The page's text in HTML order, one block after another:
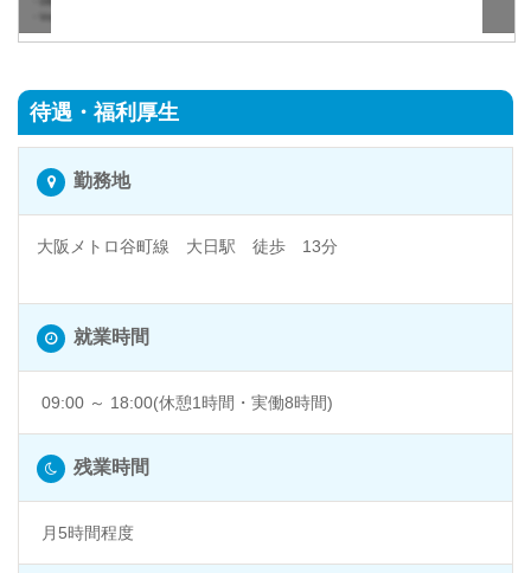
待遇・福利厚生
勤務地
大阪メトロ谷町線 大日駅 徒歩 13分
就業時間
09:00 ～ 18:00(休憩1時間・実働8時間)
残業時間
月5時間程度